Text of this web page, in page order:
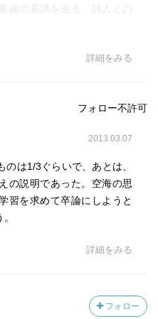
曲の系譜を辿る。詩人との
詳細をみる
フォロー不許可
2013.03.07
は1/3ぐらいで、あとは、
の説明であった。空海の思
習を求めて卒論にしようと
詳細をみる
フォロー